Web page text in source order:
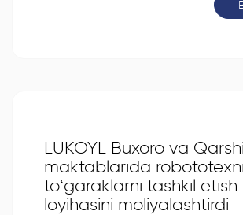
LUKOYL Buxoro va Qarshi
maktablarida
to‘garaklarni tashkil etish
loyihasini moliyalashtirdi